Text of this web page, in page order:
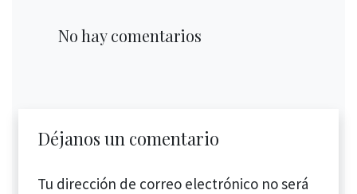
No hay comentarios
Déjanos un comentario
Tu dirección de correo electrónico no será